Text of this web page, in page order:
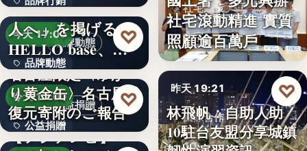
1,200億円
ープ ス…
品牌動態
今天 17:00
品牌動態
文字
「社長に買われる
人へ」を掲げる
HELLO base、創
業…
♡
公益捐贈
今天 17:00
公益捐贈
名古屋限定〈ゆか
り黄金缶〉名古屋城
復元寄附のご報告
♡
【フジテレビ】
社宅政策
文字
社宅滾動精進 實質
照顧逾百萬戶
昨天 19:21
國際合作
10
林飛帆：自助人助
10駐台友盟分享城鎮
♡